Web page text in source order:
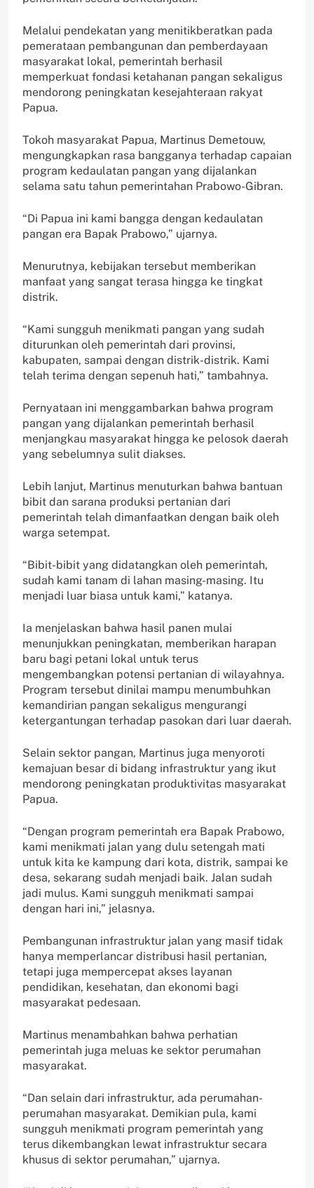
Melalui pendekatan yang menitikberatkan pada
pemerataan pembangunan dan pemberdayaan
masyarakat lokal, pemerintah berhasil
memperkuat fondasi ketahanan pangan sekaligus
mendorong peningkatan kesejahteraan rakyat
Papua.
Tokoh masyarakat Papua, Martinus Demetouw,
mengungkapkan rasa bangganya terhadap capaian
program kedaulatan pangan yang dijalankan
selama satu tahun pemerintahan Prabowo-Gibran.
“Di Papua ini kami bangga dengan kedaulatan
pangan era Bapak Prabowo,” ujarnya.
Menurutnya, kebijakan tersebut memberikan
manfaat yang sangat terasa hingga ke tingkat
distrik.
“Kami sungguh menikmati pangan yang sudah
diturunkan oleh pemerintah dari provinsi,
kabupaten, sampai dengan distrik-distrik. Kami
telah terima dengan sepenuh hati,” tambahnya.
Pernyataan ini menggambarkan bahwa program
pangan yang dijalankan pemerintah berhasil
menjangkau masyarakat hingga ke pelosok daerah
yang sebelumnya sulit diakses.
Lebih lanjut, Martinus menuturkan bahwa bantuan
bibit dan sarana produksi pertanian dari
pemerintah telah dimanfaatkan dengan baik oleh
warga setempat.
“Bibit-bibit yang didatangkan oleh pemerintah,
sudah kami tanam di lahan masing-masing. Itu
menjadi luar biasa untuk kami,” katanya.
Ia menjelaskan bahwa hasil panen mulai
menunjukkan peningkatan, memberikan harapan
baru bagi petani lokal untuk terus
mengembangkan potensi pertanian di wilayahnya.
Program tersebut dinilai mampu menumbuhkan
kemandirian pangan sekaligus mengurangi
ketergantungan terhadap pasokan dari luar daerah.
Selain sektor pangan, Martinus juga menyoroti
kemajuan besar di bidang infrastruktur yang ikut
mendorong peningkatan produktivitas masyarakat
Papua.
“Dengan program pemerintah era Bapak Prabowo,
kami menikmati jalan yang dulu setengah mati
untuk kita ke kampung dari kota, distrik, sampai ke
desa, sekarang sudah menjadi baik. Jalan sudah
jadi mulus. Kami sungguh menikmati sampai
dengan hari ini,” jelasnya.
Pembangunan infrastruktur jalan yang masif tidak
hanya memperlancar distribusi hasil pertanian,
tetapi juga mempercepat akses layanan
pendidikan, kesehatan, dan ekonomi bagi
masyarakat pedesaan.
Martinus menambahkan bahwa perhatian
pemerintah juga meluas ke sektor perumahan
masyarakat.
“Dan selain dari infrastruktur, ada perumahan-
perumahan masyarakat. Demikian pula, kami
sungguh menikmati program pemerintah yang
terus dikembangkan lewat infrastruktur secara
khusus di sektor perumahan,” ujarnya.